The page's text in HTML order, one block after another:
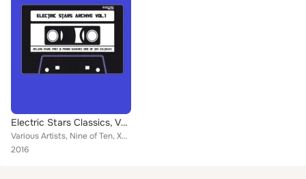
Electric Stars Classics, Vol. 1
Various Artists, Nine of Ten, XXLTRAXX, Marc Frey, 2 Klang, Pedro Sanchez feat. Elin Mor, Alex
2016